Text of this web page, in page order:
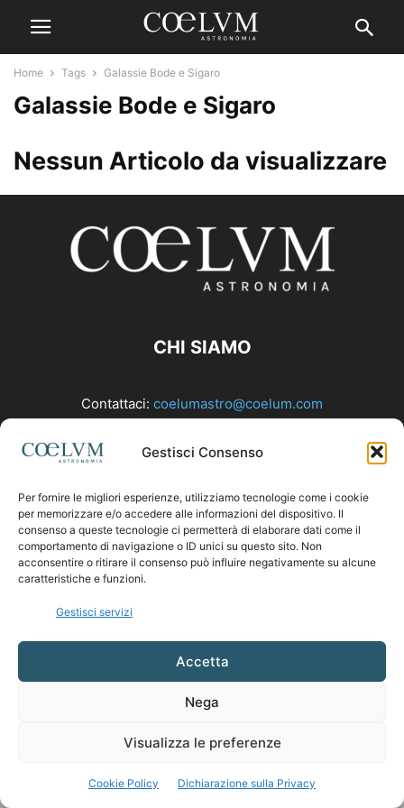
Gestisci Consenso
Per fornire le migliori esperienze, utilizziamo tecnologie come i cookie
per memorizzare e/o accedere alle informazioni del dispositivo. Il
consenso a queste tecnologie ci permetterà di elaborare dati come il
comportamento di navigazione o ID unici su questo sito. Non
acconsentire o ritirare il consenso può influire negativamente su alcune
caratteristiche e funzioni.
Gestisci servizi
Accetta
Nega
Visualizza le preferenze
Cookie Policy Dichiarazione sulla Privacy
Home Tags Galassie Bode e Sigaro
Galassie Bode e Sigaro
Nessun Articolo da visualizzare
CHI SIAMO
Contattaci: coelumastro@coelum.com
SEGUICI